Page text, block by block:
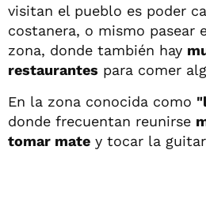
visitan el pueblo es poder
costanera, o mismo pasear
zona, donde también hay
restaurantes para comer
En la zona conocida como
donde frecuentan reunirse
tomar mate y tocar la